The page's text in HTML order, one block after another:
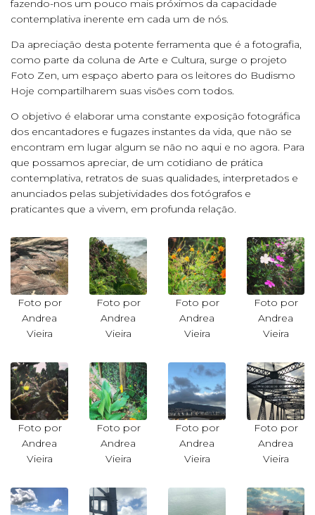
fazendo-nos um pouco mais próximos da capacidade
contemplativa inerente em cada um de nós.
Da apreciação desta potente ferramenta que é a fotografia,
como parte da coluna de Arte e Cultura, surge o projeto
Foto Zen, um espaço aberto para os leitores do Budismo
Hoje compartilharem suas visões com todos.
O objetivo é elaborar uma constante exposição fotográfica
dos encantadores e fugazes instantes da vida, que não se
encontram em lugar algum se não no aqui e no agora. Para
que possamos apreciar, de um cotidiano de prática
contemplativa, retratos de suas qualidades, interpretados e
anunciados pelas subjetividades dos fotógrafos e
praticantes que a vivem, em profunda relação.
Foto por
Andrea
Vieira
Foto por
Andrea
Vieira
Foto por
Andrea
Vieira
Foto por
Andrea
Vieira
Foto por
Andrea
Vieira
Foto por
Andrea
Vieira
Foto por
Andrea
Vieira
Foto por
Andrea
Vieira